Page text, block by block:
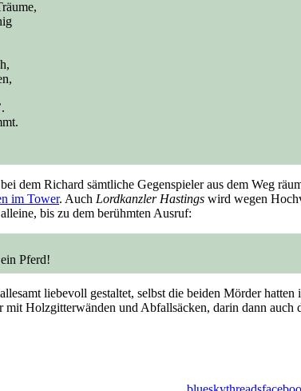
dem Richard sämtliche Gegenspieler aus dem Weg
im Tower. Auch Lordkanzler Hastings wird wegen
bis zu dem berühmten Ausruf:
Pferd!
liebevoll gestaltet, selbst die beiden Mörder
Holzgitterwänden und Abfallsäcken, darin dann